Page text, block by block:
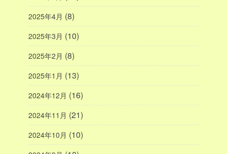
2025年4月 (8)
2025年3月 (10)
2025年2月 (8)
2025年1月 (13)
2024年12月 (16)
2024年11月 (21)
2024年10月 (10)